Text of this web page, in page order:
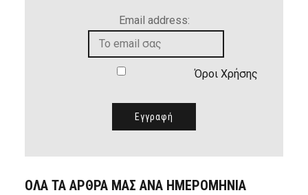
Email address:
Όροι Χρήσης
ΟΛΑ ΤΑ ΑΡΘΡΑ ΜΑΣ ΑΝΑ ΗΜΕΡΟΜΗΝΙΑ